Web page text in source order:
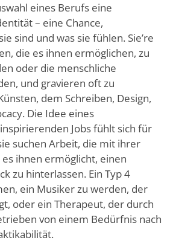
eines Berufs eine
– eine Chance,
sind und was sie fühlen. Sie’re
die es ihnen ermöglichen, zu
oder die menschliche
und gravieren oft zu
dem Schreiben, Design,
Die Idee eines
Jobs fühlt sich für
suchen Arbeit, die mit ihrer
ihnen ermöglicht, einen
zu hinterlassen. Ein Typ 4
ein Musiker zu werden, der
oder ein Therapeut, der durch
von einem Bedürfnis nach